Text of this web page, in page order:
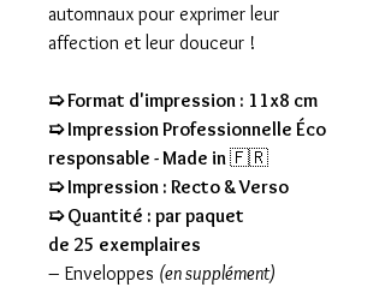
automnaux pour exprimer leur
affection et leur douceur !
➯ Format d'impression : 11x8 cm
➯ Impression Professionnelle Éco
responsable - Made in🇫🇷
➯ Impression : Recto & Verso
➯ Quantité : par paquet
de 25 exemplaires
– Enveloppes (en supplément)